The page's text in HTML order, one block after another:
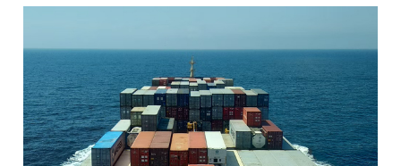
欧洲公司，但由于客户基本都是海运到港口的模式，还没
到客户的出货方案：首先因为客户不清楚流程，包括在：
装箱单，发票，订舱，报关，时效，安全，MSDA，唛
头，提单等等相关问题给客户一一进行解答，因为客户一
直在我司进行海运的合作，因为非常放心我司，于是达成
合作协议，客户把货物发至我司仓库，我司用最短的时间
将货物运输至长沙黄花机场，最后在非常短并且价格十分
优惠的情况下，货物顺利到达欧洲客户机场，客户十分满